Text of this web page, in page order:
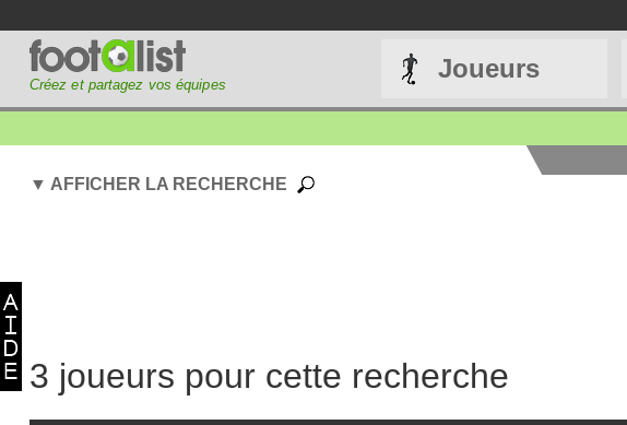
Créez et partagez vos équipes
Joueurs
▼ AFFICHER LA RECHERCHE
3 joueurs pour cette recherche